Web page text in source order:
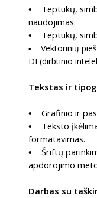
•
Teptukų,
naudojimas.
• Teptukų,
•
Vektorinių
DI (dirbtinio
Tekstas ir
• Grafinio ir
•
Teksto
formatavimas.
•
Šriftų
apdorojimo
Darbas su